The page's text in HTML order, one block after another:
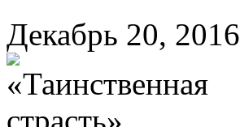
Декабрь 20, 2016